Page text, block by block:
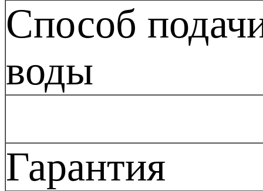
Способ
воды
Гарантия